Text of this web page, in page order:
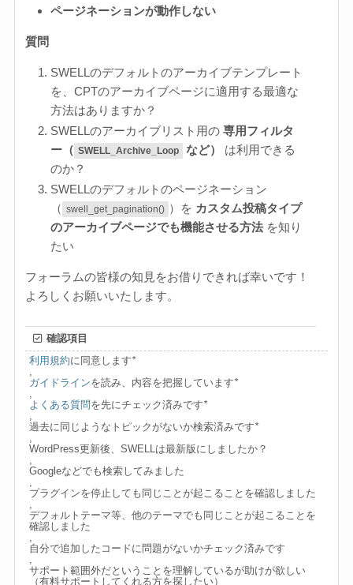
ページネーションが動作しない
質問
SWELLのデフォルトのアーカイブテンプレート
を、CPTのアーカイブページに適用する最適な
方法はありますか？
SWELLのアーカイブリスト用の 専用フィルタ
ー（ SWELL_Archive_Loop など）
は利用できる
のか？
SWELLのデフォルトのページネーション
（ swell_get_pagination() ）を カスタム投稿タイプ
のアーカイブページでも機能させる方法を知り
たい
フォーラムの皆様の知見をお借りできれば幸いです！
よろしくお願いいたします。
確認項目
利用規約に同意します*
,
ガイドラインを読み、内容を把握しています*
,
よくある質問 を先にチェック済みです*
,
過去に同じようなトピックがないか検索済みです*
,
WordPress更新後、SWELLは最新版にしましたか？
,
Googleなどでも検索してみました
,
プラグインを停止しても同じことが起こることを確認しました
,
デフォルトテーマ等、他のテーマでも同じことが起こることを
確認しました
,
自分で追加したコードに問題がないかチェック済みです
,
サポート範囲外だということを理解しているが助けが欲しい
（有料サポートしてくれる方を探したい）